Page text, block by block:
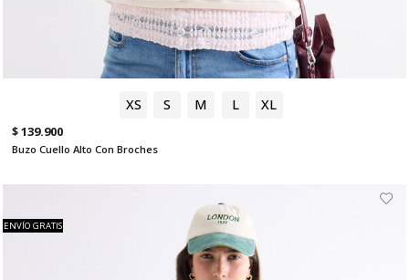
XS S M L XL
$ 139.900
Buzo Cuello Alto Con Broches
ENVÍO GRATIS